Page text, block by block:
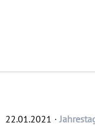
22.01.2021